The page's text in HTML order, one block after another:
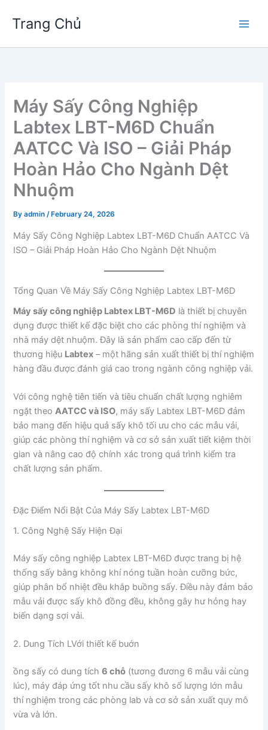
Trang Chủ
Máy Sấy Công Nghiệp
Labtex LBT-M6D Chuẩn
AATCC Và ISO – Giải Pháp
Hoàn Hảo Cho Ngành Dệt
Nhuộm
Byadmin/ February 24, 2026
Máy Sấy Công Nghiệp Labtex LBT-M6D Chuẩn AATCC Và
ISO – Giải Pháp Hoàn Hảo Cho Ngành Dệt Nhuộm
Tổng Quan Về Máy Sấy Công Nghiệp Labtex LBT-M6D
Máy sấy công nghiệp Labtex LBT-M6D là thiết bị chuyên
dụng được thiết kế đặc biệt cho các phòng thí nghiệm và
nhà máy dệt nhuộm. Đây là sản phẩm cao cấp đến từ
thương hiệu Labtex – một hãng sản xuất thiết bị thí nghiệm
hàng đầu được đánh giá cao trong ngành công nghiệp vải.
Với công nghệ tiên tiến và tiêu chuẩn chất lượng nghiêm
ngặt theoAATCC và ISO, máy sấy Labtex LBT-M6D đảm
bảo mang đến hiệu quả sấy khô tối ưu cho các mẫu vải,
giúp các phòng thí nghiệm và cơ sở sản xuất tiết kiệm thời
gian và nâng cao độ chính xác trong quá trình kiểm tra
chất lượng sản phẩm.
Đặc Điểm Nổi Bật Của Máy Sấy Labtex LBT-M6D
1. Công Nghệ Sấy Hiện Đại
Máy sấy công nghiệp Labtex LBT-M6D được trang bị hệ
thống sấy bằng không khí nóng tuần hoàn cưỡng bức,
giúp phân bổ nhiệt đều khắp buồng sấy. Điều này đảm bảo
mẫu vải được sấy khô đồng đều, không gây hư hỏng hay
biến dạng sợi vải.
2. Dung Tích LVới thiết kế buớn
ồng sấy có dung tích6 chỗ (tương đương 6 mẫu vải cùng
lúc), máy đáp ứng tốt nhu cầu sấy khô số lượng lớn mẫu
thí nghiệm trong các phòng lab và cơ sở sản xuất quy mô
vừa và lớn.